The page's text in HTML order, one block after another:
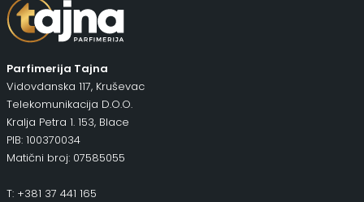
Parfimerija Tajna
Vidovdanska 117, Kruševac
Telekomunikacija D.O.O.
Kralja Petra 1. 153, Blace
PIB: 100370034
Matični broj: 07585055
T: +381 37 441 165